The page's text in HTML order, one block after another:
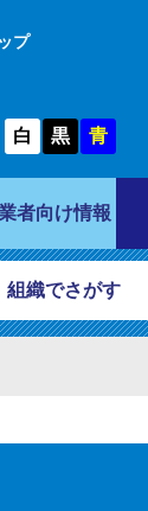
プ
白 黒 青
者向け情報
組織でさがす